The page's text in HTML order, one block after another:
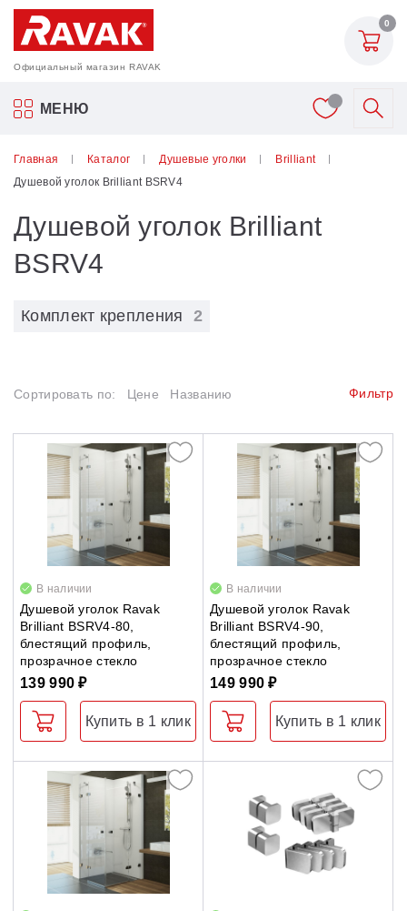
Официальный магазин RAVAK
0
МЕНЮ
Акриловые ванны Ravak
Душевые двери
Душевые уголки
Назад
Blix Slim
Supernova
Поддоны для душа
Сиденья OVO для душевых уголков
Гидромассаж для ванны
Душевые каналы
Умывальники
Средства ухода
Главная Каталог Душевые уголки
Brilliant
Душевой уголок Brilliant BSRV4
Душевой уголок Brilliant
BSRV4
Комплект крепления 2
Сортировать по: Цене Названию Фильтр
В наличии
Душевой уголок Ravak
Brilliant BSRV4-80,
блестящий профиль,
прозрачное стекло
139 990 ₽
Купить в 1 клик
В наличии
Душевой уголок Ravak
Brilliant BSRV4-90,
блестящий профиль,
прозрачное стекло
149 990 ₽
Купить в 1 клик